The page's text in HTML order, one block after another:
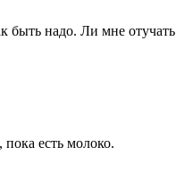
надо. Ли мне отучать
есть молоко.